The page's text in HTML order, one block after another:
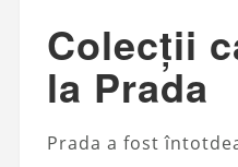
Colecții
la Prada
Prada a fost